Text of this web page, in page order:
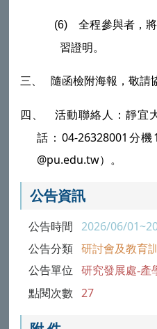
(6)
全程參與者，
習證明。
三、 隨函檢附海報，敬請
四、
活動聯絡人：靜宜
話： 04-26328001 分機
@pu.edu.tw）。
公告資訊
公告時間 2026/06/
公告分類 研討會及教育
公告單位 研究發展處-產
點閱次數 27